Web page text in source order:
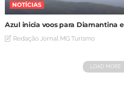
NOTÍCIAS
Azul inicia voos para Diamantina
Redação Jornal MG Turismo
LOAD MORE